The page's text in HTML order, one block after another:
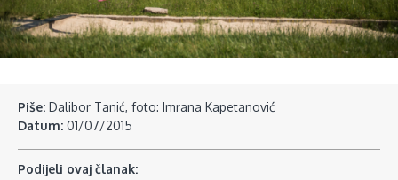
Piše: Dalibor Tanić, foto: Imrana Kapetanović
Datum: 01/07/2015
Podijeli ovaj članak: